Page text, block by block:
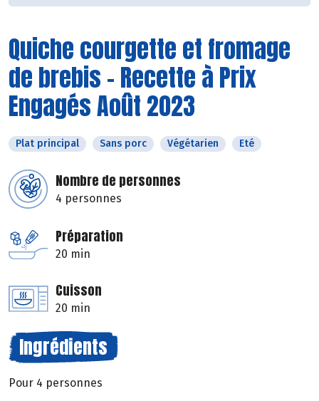
Quiche courgette et fromage
de brebis - Recette à Prix
Engagés Août 2023
Plat principal Sans porc Végétarien Eté
Nombre de personnes
4 personnes
Préparation
20 min
Cuisson
20 min
Ingrédients
Pour 4 personnes